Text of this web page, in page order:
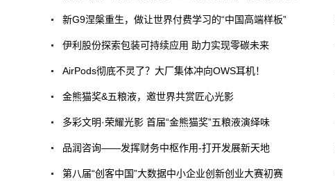
新G9涅槃重生，做让世界付费学习的“中国高端样板”
伊利股份探索包装可持续应用 助力实现零碳未来
AirPods彻底不灵了？大厂集体冲向OWS耳机！
金熊猫奖&五粮液，邀世界共赏匠心光影
多彩文明·荣耀光影 首届“金熊猫奖”五粮液演绎味
品润咨询——发挥财务中枢作用-打开发展新天地
第八届“创客中国”大数据中小企业创新创业大赛初赛